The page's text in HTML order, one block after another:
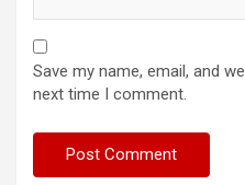
Save my name, email, and
next time I comment.